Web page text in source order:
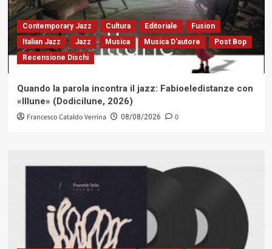
Contemporary Jazz Cultura Editoriale
Fusion
Italian Jazz
Jazz Musica Musica D'autore
Post Bop
Recensione Dischi
Quando la parola incontra il jazz: Fabioeledistanze con
«Illune» (Dodicilune, 2026)
Francesco Cataldo Verrina 08/08/2026 0